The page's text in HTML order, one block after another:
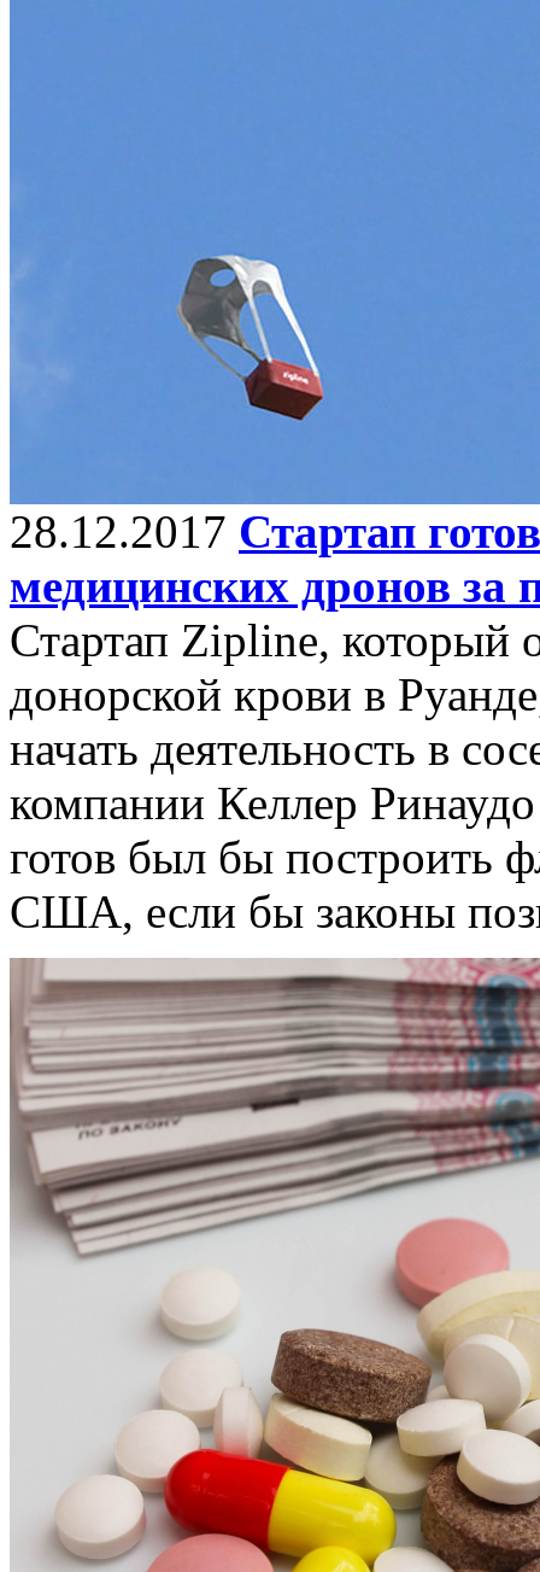
28.12.2017 Стартап
медицинских дронов за
Стартап Zipline, который
донорской крови в
начать деятельность в
компании Келлер
готов был бы построить
США, если бы законы